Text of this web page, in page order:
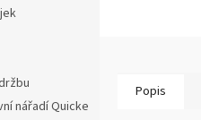
nářadí Quicke
Popis